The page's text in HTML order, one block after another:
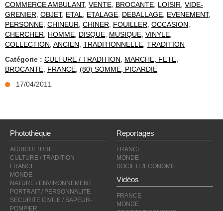
COMMERCE AMBULANT, VENTE, BROCANTE, LOISIR, VIDE-
GRENIER, OBJET, ETAL, ETALAGE, DEBALLAGE, EVENEMENT,
PERSONNE, CHINEUR, CHINER, FOUILLER, OCCASION,
CHERCHER, HOMME, DISQUE, MUSIQUE, VINYLE,
COLLECTION, ANCIEN, TRADITIONNELLE, TRADITION
Catégorie : CULTURE / TRADITION, MARCHE, FETE,
BROCANTE, FRANCE, (80) SOMME, PICARDIE
17/04/2011
Photothèque
AGRICULTURE
CULTURE / TRADITION
FRANCE
MONDE
NATURE / ENVIRONNEMENT
PORTRAIT / PERSONNALITE
SECURITE CIVILE / SAPEUR-
POMPIER
Reportages
FRANCE
MONDE
SOCIETE/ECONOMIE
Vidéos
FRANCE
MONDE